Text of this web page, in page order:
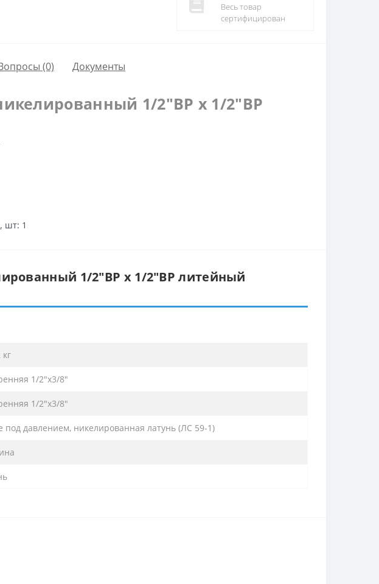
Весь товар
сертифицирован
(0) Документы
1/2″ВР х 1/2″ВР
шт: 1
1/2″ВР х 1/2″ВР литейный
1/2″х3/8″
1/2″х3/8″
под давлением, никелированная латунь (ЛС 59-1)